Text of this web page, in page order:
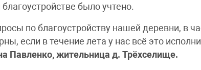
было учтено.
по благоустройству нашей деревни, в
если в течение лета у нас всё это
Павленко, жительница д. Трёхселище.